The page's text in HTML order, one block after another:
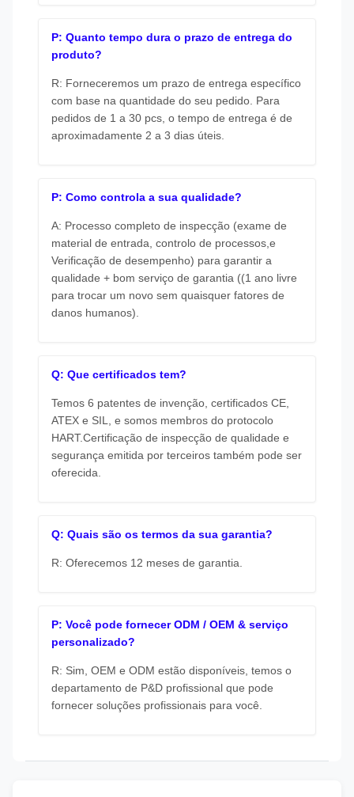
P: Quanto tempo dura o prazo de entrega do
produto?
R: Forneceremos um prazo de entrega específico
com base na quantidade do seu pedido. Para
pedidos de 1 a 30 pcs, o tempo de entrega é de
aproximadamente 2 a 3 dias úteis.
P: Como controla a sua qualidade?
A: Processo completo de inspecção (exame de
material de entrada, controlo de processos,e
Verificação de desempenho) para garantir a
qualidade + bom serviço de garantia ((1 ano livre
para trocar um novo sem quaisquer fatores de
danos humanos).
Q: Que certificados tem?
Temos 6 patentes de invenção, certificados CE,
ATEX e SIL, e somos membros do protocolo
HART.Certificação de inspecção de qualidade e
segurança emitida por terceiros também pode ser
oferecida.
Q: Quais são os termos da sua garantia?
R: Oferecemos 12 meses de garantia.
P: Você pode fornecer ODM / OEM & serviço
personalizado?
R: Sim, OEM e ODM estão disponíveis, temos o
departamento de P&D profissional que pode
fornecer soluções profissionais para você.